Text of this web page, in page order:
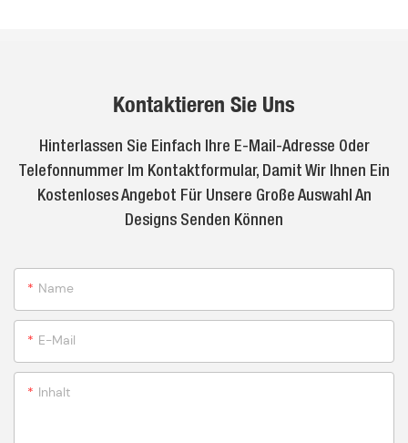
Kontaktieren Sie Uns
Hinterlassen Sie Einfach Ihre E-Mail-Adresse Oder
Telefonnummer Im Kontaktformular, Damit Wir Ihnen Ein
Kostenloses Angebot Für Unsere Große Auswahl An
Designs Senden Können
Name
E-Mail
Inhalt